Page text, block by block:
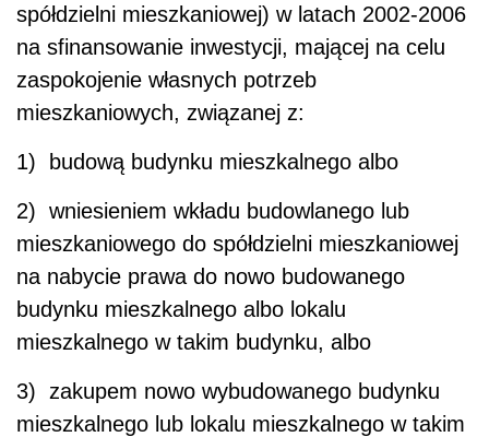
spółdzielni mieszkaniowej) w latach 2002-2006
na sfinansowanie inwestycji, mającej na celu
zaspokojenie własnych potrzeb
mieszkaniowych, związanej z:
1) budową budynku mieszkalnego albo
2) wniesieniem wkładu budowlanego lub
mieszkaniowego do spółdzielni mieszkaniowej
na nabycie prawa do nowo budowanego
budynku mieszkalnego albo lokalu
mieszkalnego w takim budynku, albo
3) zakupem nowo wybudowanego budynku
mieszkalnego lub lokalu mieszkalnego w takim